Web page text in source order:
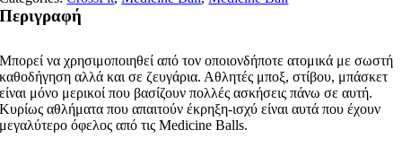
Περιγραφή
Μπορεί να χρησιμοποιηθεί από τον οποιονδήποτε ατομικά με σωστή
καθοδήγηση αλλά και σε ζευγάρια. Αθλητές μποξ, στίβου, μπάσκετ
είναι μόνο μερικοί που βασίζουν πολλές ασκήσεις πάνω σε αυτή.
Κυρίως αθλήματα που απαιτούν έκρηξη-ισχύ είναι αυτά που έχουν
μεγαλύτερο όφελος από τις Medicine Balls.